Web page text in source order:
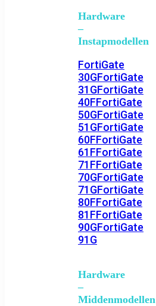
Hardware
–
Instapmodellen
FortiGate
30GFortiGate
31GFortiGate
40FFortiGate
50GFortiGate
51GFortiGate
60FFortiGate
61FFortiGate
71FFortiGate
70GFortiGate
71GFortiGate
80FFortiGate
81FFortiGate
90GFortiGate
91G
Hardware
–
Middenmodellen